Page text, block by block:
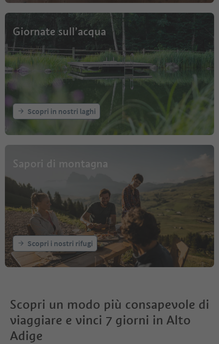
Giornate sull’acqua
Scopri in nostri laghi
Sapori di montagna
Scopri i nostri rifugi
Scopri un modo più consapevole di
viaggiare e vinci 7 giorni in Alto
Adige